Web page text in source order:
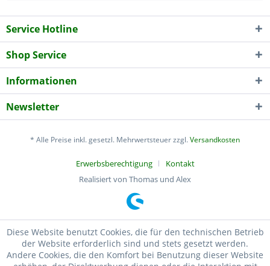
Service Hotline
Shop Service
Informationen
Newsletter
* Alle Preise inkl. gesetzl. Mehrwertsteuer zzgl.Versandkosten
Erwerbsberechtigung
Kontakt
Realisiert von Thomas und Alex
Diese Website benutzt Cookies, die für den technischen Betrieb
der Website erforderlich sind und stets gesetzt werden.
Andere Cookies, die den Komfort bei Benutzung dieser Website